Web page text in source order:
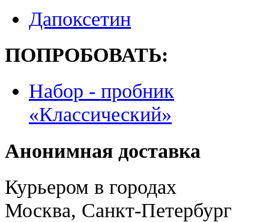
Дапоксетин
ПОПРОБОВАТЬ:
Набор - пробник
«Классический»
Анонимная доставка
Курьером в городах
Москва, Санкт-Петербург